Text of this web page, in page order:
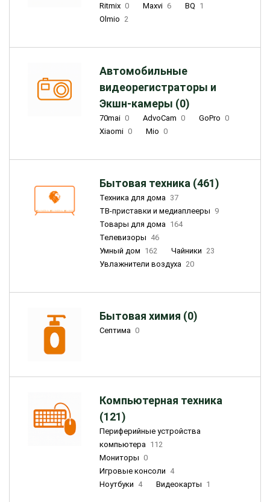
Ritmix 0 Maxvi 6 BQ 1
Olmio 2
Автомобильные
видеорегистраторы и
Экшн-камеры (0)
70mai 0 AdvoCam 0 GoPro 0
Xiaomi 0 Mio 0
Бытовая техника (461)
Техника для дома 37
ТВ-приставки и медиаплееры 9
Товары для дома 164
Телевизоры 46
Умный дом 162 Чайники 23
Увлажнители воздуха 20
Бытовая химия (0)
Септима 0
Компьютерная техника
(121)
Периферийные устройства
компьютера 112
Мониторы 0
Игровые консоли 4
Ноутбуки 4 Видеокарты 1